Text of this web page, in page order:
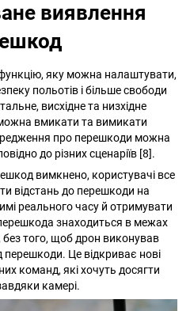
виявлення
яку можна налаштувати,
польотів і більше свободи
висхідне та низхідне
вмикати та вимикати
про перешкоди можна
до різних сценаріїв [8].
вимкнено, користувачі все
відстань до перешкоди на
реального часу й отримувати
знаходиться в межах
без того, щоб дрон виконував
перешкоди. Це відкриває нові
команд, які хочуть досягти
камері.